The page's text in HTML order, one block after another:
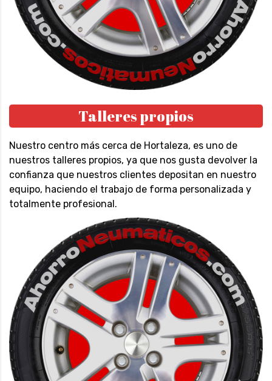
Talleres propios
Nuestro centro más cerca de Hortaleza, es uno de
nuestros talleres propios, ya que nos gusta devolver la
confianza que nuestros clientes depositan en nuestro
equipo, haciendo el trabajo de forma personalizada y
totalmente profesional.